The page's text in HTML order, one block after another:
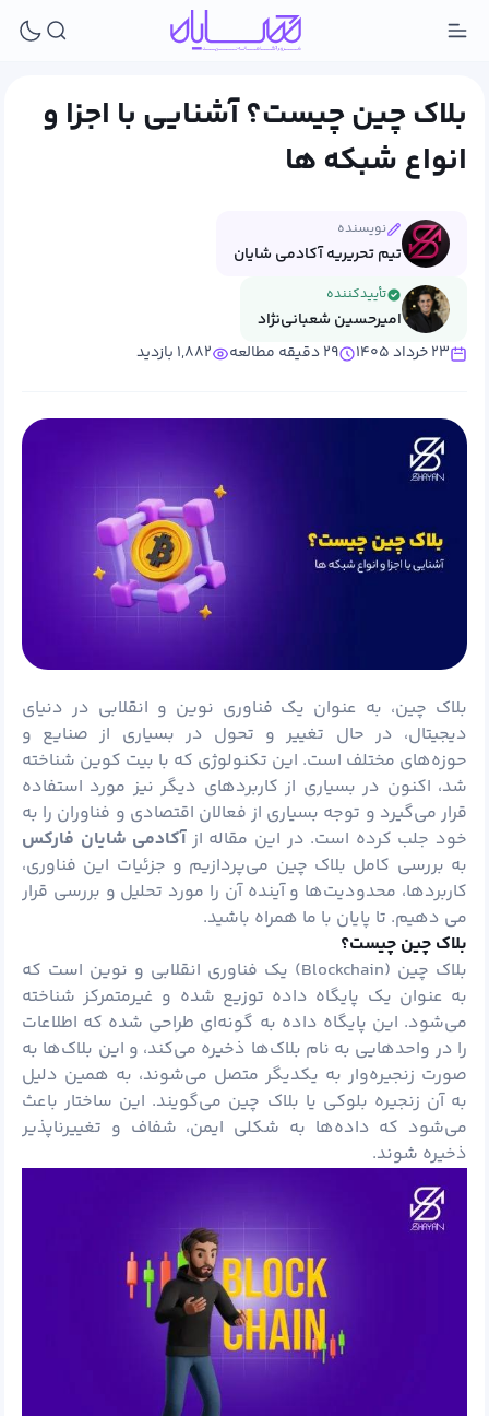
بلاک چین چیست؟ آشنایی با اجزا و
انواع شبکه ها
نویسنده
تیم تحریریه آکادمی شایان
تأییدکننده
امیرحسین شعبانی‌نژاد
۲۳ خرداد ۱۴۰۵
۲۹ دقیقه مطالعه ۱,۸۸۲ بازدید
بلاک چین، به عنوان یک فناوری نوین و انقلابی در دنیای
دیجیتال، در حال تغییر و تحول در بسیاری از صنایع و
حوزه‌های مختلف است. این تکنولوژی که با بیت کوین شناخته
شد، اکنون در بسیاری از کاربردهای دیگر نیز مورد استفاده
قرار می‌گیرد و توجه بسیاری از فعالان اقتصادی و فناوران را به
خود جلب کرده است. در این مقاله ازآکادمی شایان فارکس
به بررسی کامل بلاک چین می‌پردازیم و جزئیات این فناوری،
کاربردها، محدودیت‌ها و آینده آن را مورد تحلیل و بررسی قرار
می دهیم. تا پایان با ما همراه باشید.
بلاک چین چیست؟
بلاک چین (Blockchain) یک فناوری انقلابی و نوین است که
به عنوان یک پایگاه داده توزیع شده و غیرمتمرکز شناخته
می‌شود. این پایگاه داده به گونه‌ای طراحی شده که اطلاعات
را در واحدهایی به نام بلاک‌ها ذخیره می‌کند، و این بلاک‌ها به
صورت زنجیره‌وار به یکدیگر متصل می‌شوند، به همین دلیل
به آن زنجیره بلوکی یا بلاک چین می‌گویند. این ساختار باعث
می‌شود که داده‌ها به شکلی ایمن، شفاف و تغییرناپذیر
ذخیره شوند.